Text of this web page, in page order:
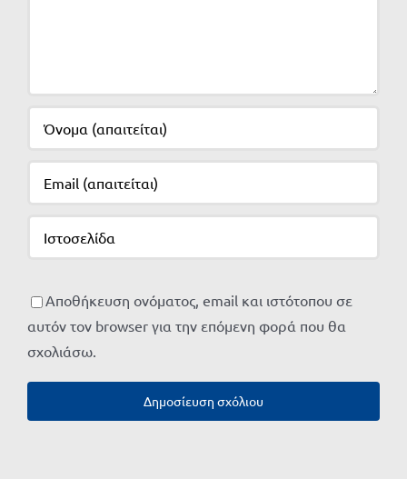
Αποθήκευση ονόματος, email και ιστότοπου σε
αυτόν τον browser για την επόμενη φορά που θα
σχολιάσω.